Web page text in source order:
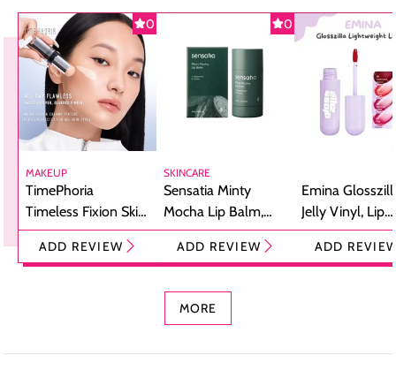
0
MAKEUP
TimePhoria
Timeless Fixion Skin
Tint Stick,
Foundation dan
ADD REVIEW
0
SKINCARE
Sensatia Minty
Mocha Lip Balm,
Pelembap Bibir
dengan Aroma
ADD REVIEW
Emina
Jelly Vinyl, Lip
Cream Glossy
Ringan
ADD
MORE